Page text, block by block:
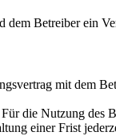
Betreiber ein
mit dem
die Nutzung des
einer Frist